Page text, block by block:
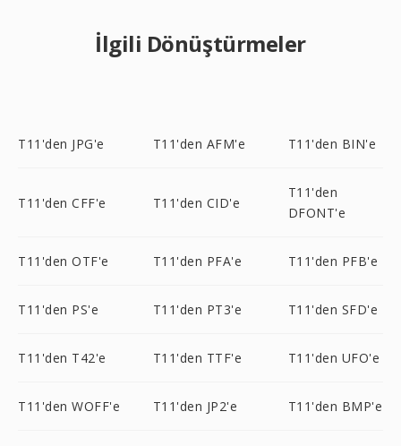
İlgili Dönüştürmeler
T11'den JPG'e T11'den AFM'e T11'den BIN'e
T11'den CFF'e T11'den CID'e
T11'den
DFONT'e
T11'den OTF'e T11'den PFA'e T11'den PFB'e
T11'den PS'e T11'den PT3'e T11'den SFD'e
T11'den T42'e T11'den TTF'e T11'den UFO'e
T11'den WOFF'e T11'den JP2'e T11'den BMP'e